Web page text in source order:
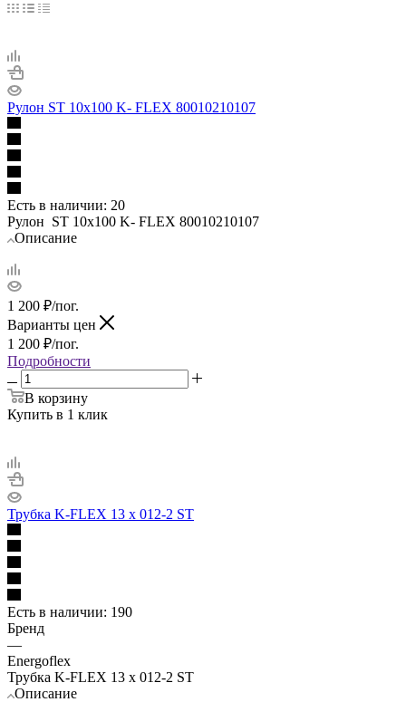
Рулон ST 10х100 K- FLEX 80010210107
Есть в наличии: 20
Рулон ST 10х100 K- FLEX 80010210107
Описание
1 200 ₽/пог.
Варианты цен
1 200 ₽/пог.
Подробности
В корзину
Купить в 1 клик
Трубка K-FLEX 13 х 012-2 ST
Есть в наличии: 190
Бренд
—
Energoflex
Трубка K-FLEX 13 х 012-2 ST
Описание